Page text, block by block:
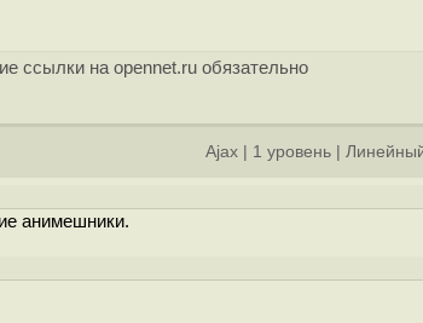
ссылки на opennet.ru обязательно
Ajax 1 уровень
анимешники.